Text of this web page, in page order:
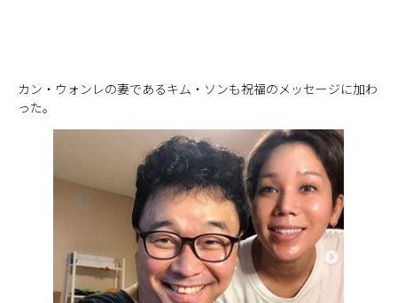
カン・ウォンレの妻であるキム・ソンも祝福のメッセージに加わ
った。